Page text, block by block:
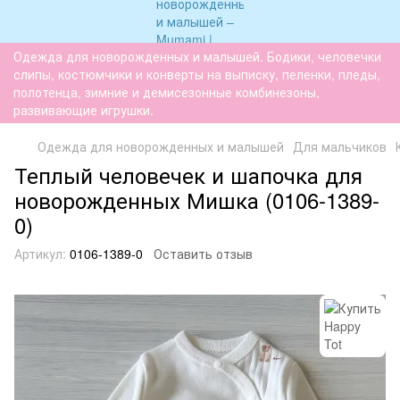
Одежда для новорожденных и малышей. Бодики, человечки
слипы, костюмчики и конверты на выписку, пеленки, пледы,
полотенца, зимние и демисезонные комбинезоны,
развивающие игрушки.
Одежда для новорожденных и малышей Для мальчиков
Теплый человечек и шапочка для
новорожденных Мишка (0106-1389-
0)
Артикул: 0106-1389-0 Оставить отзыв